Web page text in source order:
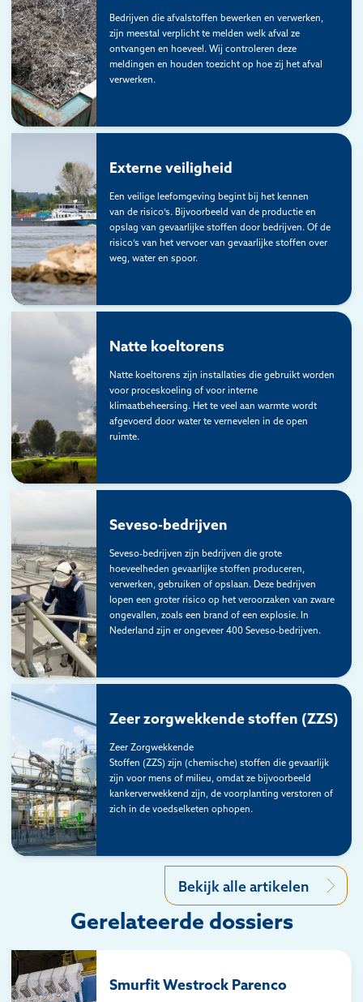
Bedrijven die afvalstoffen bewerken en verwerken,
zijn meestal verplicht te melden welk afval ze
ontvangen en hoeveel. Wij controleren deze
meldingen en houden toezicht op hoe zij het afval
verwerken.
Externe veiligheid
Een veilige leefomgeving begint bij het kennen
van de risico’s. Bijvoorbeeld van de productie en
opslag van gevaarlijke stoffen door bedrijven. Of de
risico’s van het vervoer van gevaarlijke stoffen over
weg, water en spoor.
Natte koeltorens
Natte koeltorens zijn installaties die gebruikt worden
voor proceskoeling of voor interne
klimaatbeheersing. Het te veel aan warmte wordt
afgevoerd door water te vernevelen in de open
ruimte.
Seveso-bedrijven
Seveso-bedrijven zijn bedrijven die grote
hoeveelheden gevaarlijke stoffen produceren,
verwerken, gebruiken of opslaan. Deze bedrijven
lopen een groter risico op het veroorzaken van zware
ongevallen, zoals een brand of een explosie. In
Nederland zijn er ongeveer 400 Seveso-bedrijven.
Zeer zorgwekkende stoffen (ZZS)
Zeer Zorgwekkende
Stoffen (ZZS) zijn (chemische) stoffen die gevaarlijk
zijn voor mens of milieu, omdat ze bijvoorbeeld
kankerverwekkend zijn, de voorplanting verstoren of
zich in de voedselketen ophopen.
Bekijk alle artikelen
Gerelateerde dossiers
Smurfit Westrock Parenco